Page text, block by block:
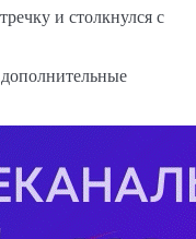
и столкнулся с